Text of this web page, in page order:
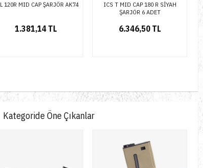
ICS T MID CAP 180 R SİYAH
6.346,50 TL
SPECNA ARMS 140R MID CAP
MAGAZINE FOR M4/M16 5 PCS TAN
5.831,56 TL
Kategoride Öne Çıkanlar